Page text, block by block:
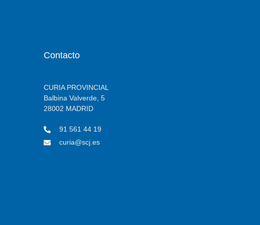
Contacto
CURIA PROVINCIAL
Balbina Valverde, 5
28002 MADRID
91 561 44 19
curia@scj.es